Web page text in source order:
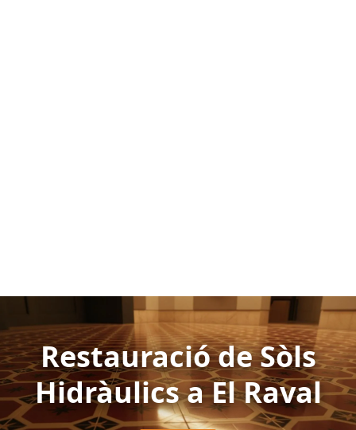
Restauració de Sòls
Hidràulics a El Raval